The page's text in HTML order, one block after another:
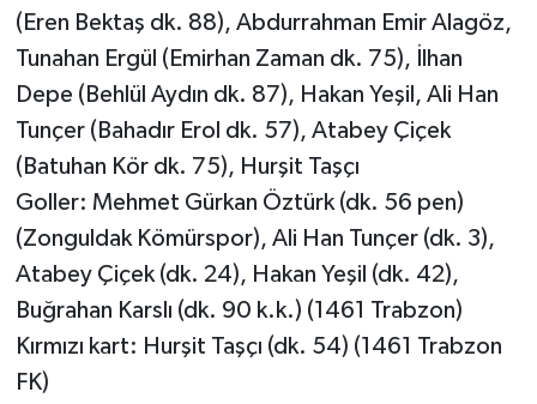
(Eren Bektaş dk. 88), Abdurrahman Emir Alagöz,
Tunahan Ergül (Emirhan Zaman dk. 75), İlhan
Depe (Behlül Aydın dk. 87), Hakan Yeşil, Ali Han
Tunçer (Bahadır Erol dk. 57), Atabey Çiçek
(Batuhan Kör dk. 75), Hurşit Taşçı
Goller: Mehmet Gürkan Öztürk (dk. 56 pen)
(Zonguldak Kömürspor), Ali Han Tunçer (dk. 3),
Atabey Çiçek (dk. 24), Hakan Yeşil (dk. 42),
Buğrahan Karslı (dk. 90 k.k.) (1461 Trabzon)
Kırmızı kart: Hurşit Taşçı (dk. 54) (1461 Trabzon
FK)